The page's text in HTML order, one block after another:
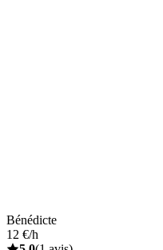
Bénédicte
12 €/h